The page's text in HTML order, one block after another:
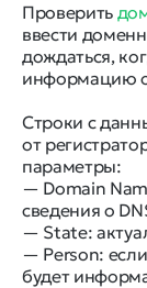
Проверить
ввести
дождаться,
информацию
Строки с
от
параметры:
— Domain
сведения о
— State:
— Person:
будет